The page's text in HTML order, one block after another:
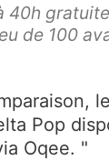
40h
de 100
Pop
Oqee. "